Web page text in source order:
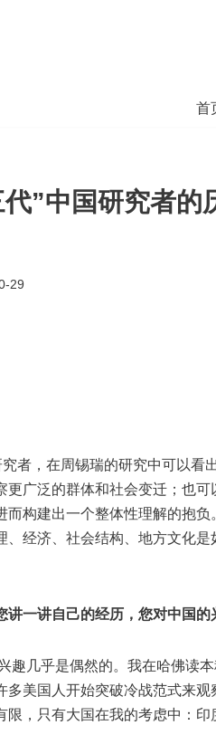
首
代”中国研究者
29
究者，在周锡瑞的研究中可以
更广泛的群体和社会变迁；也
而构建出一个整体性理解的抱
、经济、社会结构、地方文化
讲一讲自己的经历，您对中国的
几乎是偶然的。我在哈佛读本
多美国人开始突破冷战范式来
，只有大国在我的考虑中：印